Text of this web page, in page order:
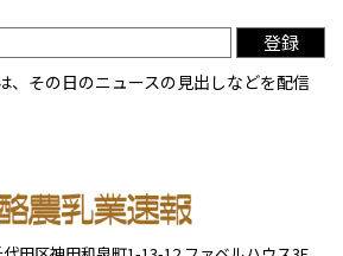
登録
、その日のニュースの見出しなどを配信